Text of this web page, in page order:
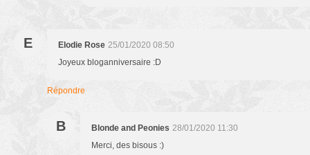
E Elodie Rose 25/01/2020 08:50
Joyeux bloganniversaire :D
Répondre
B Blonde and Peonies 28/01/2020 11:30
Merci, des bisous :)